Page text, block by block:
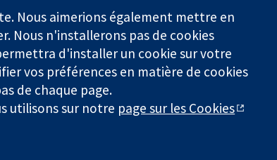
Service de presse
Qui sommes-nous
Offres d'emploi
Cochrane Library
(n° 03044323) enregistrée en Angleterre et au Pays
Nous aimerions également mettre en
Nous n'installerons pas de cookies
d'installer un cookie sur votre
vos préférences en matière de cookies
de chaque page.
utilisons sur notre page sur les Cookies